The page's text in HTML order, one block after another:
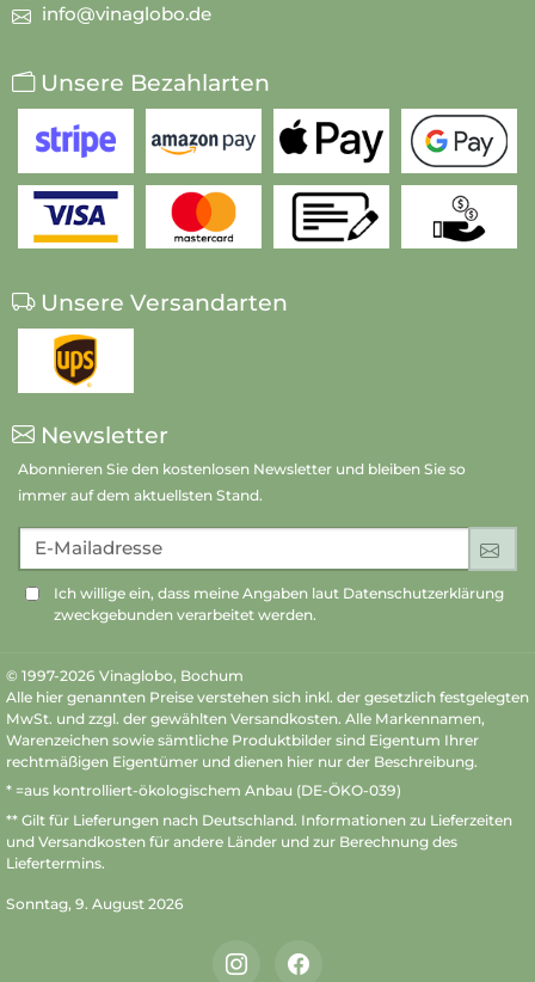
info@vinaglobo.de
Unsere Bezahlarten
Unsere Versandarten
Newsletter
Abonnieren Sie den kostenlosen Newsletter und bleiben Sie so
immer auf dem aktuellsten Stand.
E-Mailadresse
Ich willige ein, dass meine Angaben laut Datenschutzerklärung
zweckgebunden verarbeitet werden.
© 1997-2026 Vinaglobo, Bochum
Alle hier genannten Preise verstehen sich inkl. der gesetzlich festgelegten
MwSt. und zzgl. der gewählten Versandkosten. Alle Markennamen,
Warenzeichen sowie sämtliche Produktbilder sind Eigentum Ihrer
rechtmäßigen Eigentümer und dienen hier nur der Beschreibung.
* =aus kontrolliert-ökologischem Anbau (DE-ÖKO-039)
** Gilt für Lieferungen nach Deutschland. Informationen zu Lieferzeiten
und Versandkosten für andere Länder und zur Berechnung des
Liefertermins.
Sonntag, 9. August 2026
InstagramFacebook